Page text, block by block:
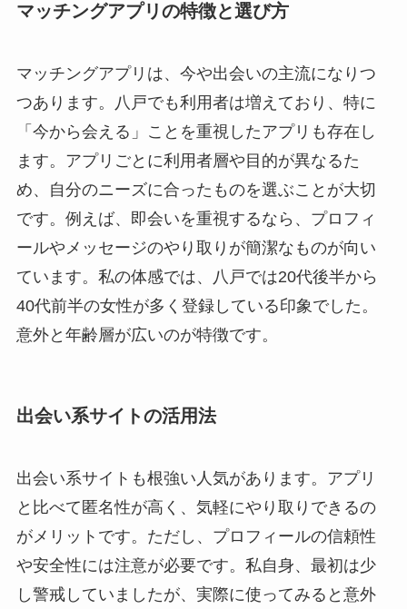
マッチングアプリの特徴と選び方
マッチングアプリは、今や出会いの主流になりつ
つあります。八戸でも利用者は増えており、特に
「今から会える」ことを重視したアプリも存在し
ます。アプリごとに利用者層や目的が異なるた
め、自分のニーズに合ったものを選ぶことが大切
です。例えば、即会いを重視するなら、プロフィ
ールやメッセージのやり取りが簡潔なものが向い
ています。私の体感では、八戸では20代後半から
40代前半の女性が多く登録している印象でした。
意外と年齢層が広いのが特徴です。
出会い系サイトの活用法
出会い系サイトも根強い人気があります。アプリ
と比べて匿名性が高く、気軽にやり取りできるの
がメリットです。ただし、プロフィールの信頼性
や安全性には注意が必要です。私自身、最初は少
し警戒していましたが、実際に使ってみると意外